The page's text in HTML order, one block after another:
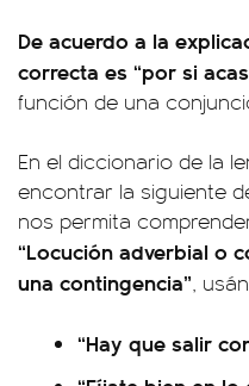
De acuerdo a la
correcta es “por si
función de una
En el diccionario de la
encontrar la siguiente
nos permita
“Locución adverbial o
una contingencia” ,
“Hay que salir